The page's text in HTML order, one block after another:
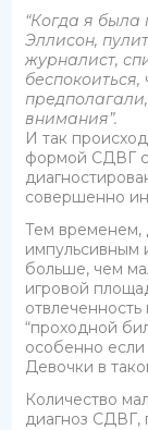
“Когда я была
Эллисон,
журналист,
внимания”.
И так
формой СДВГ с
совершенно
Тем временем,
больше, чем
игровой
“проходной
особенно
Девочки в
Количество
диагноз СДВГ,